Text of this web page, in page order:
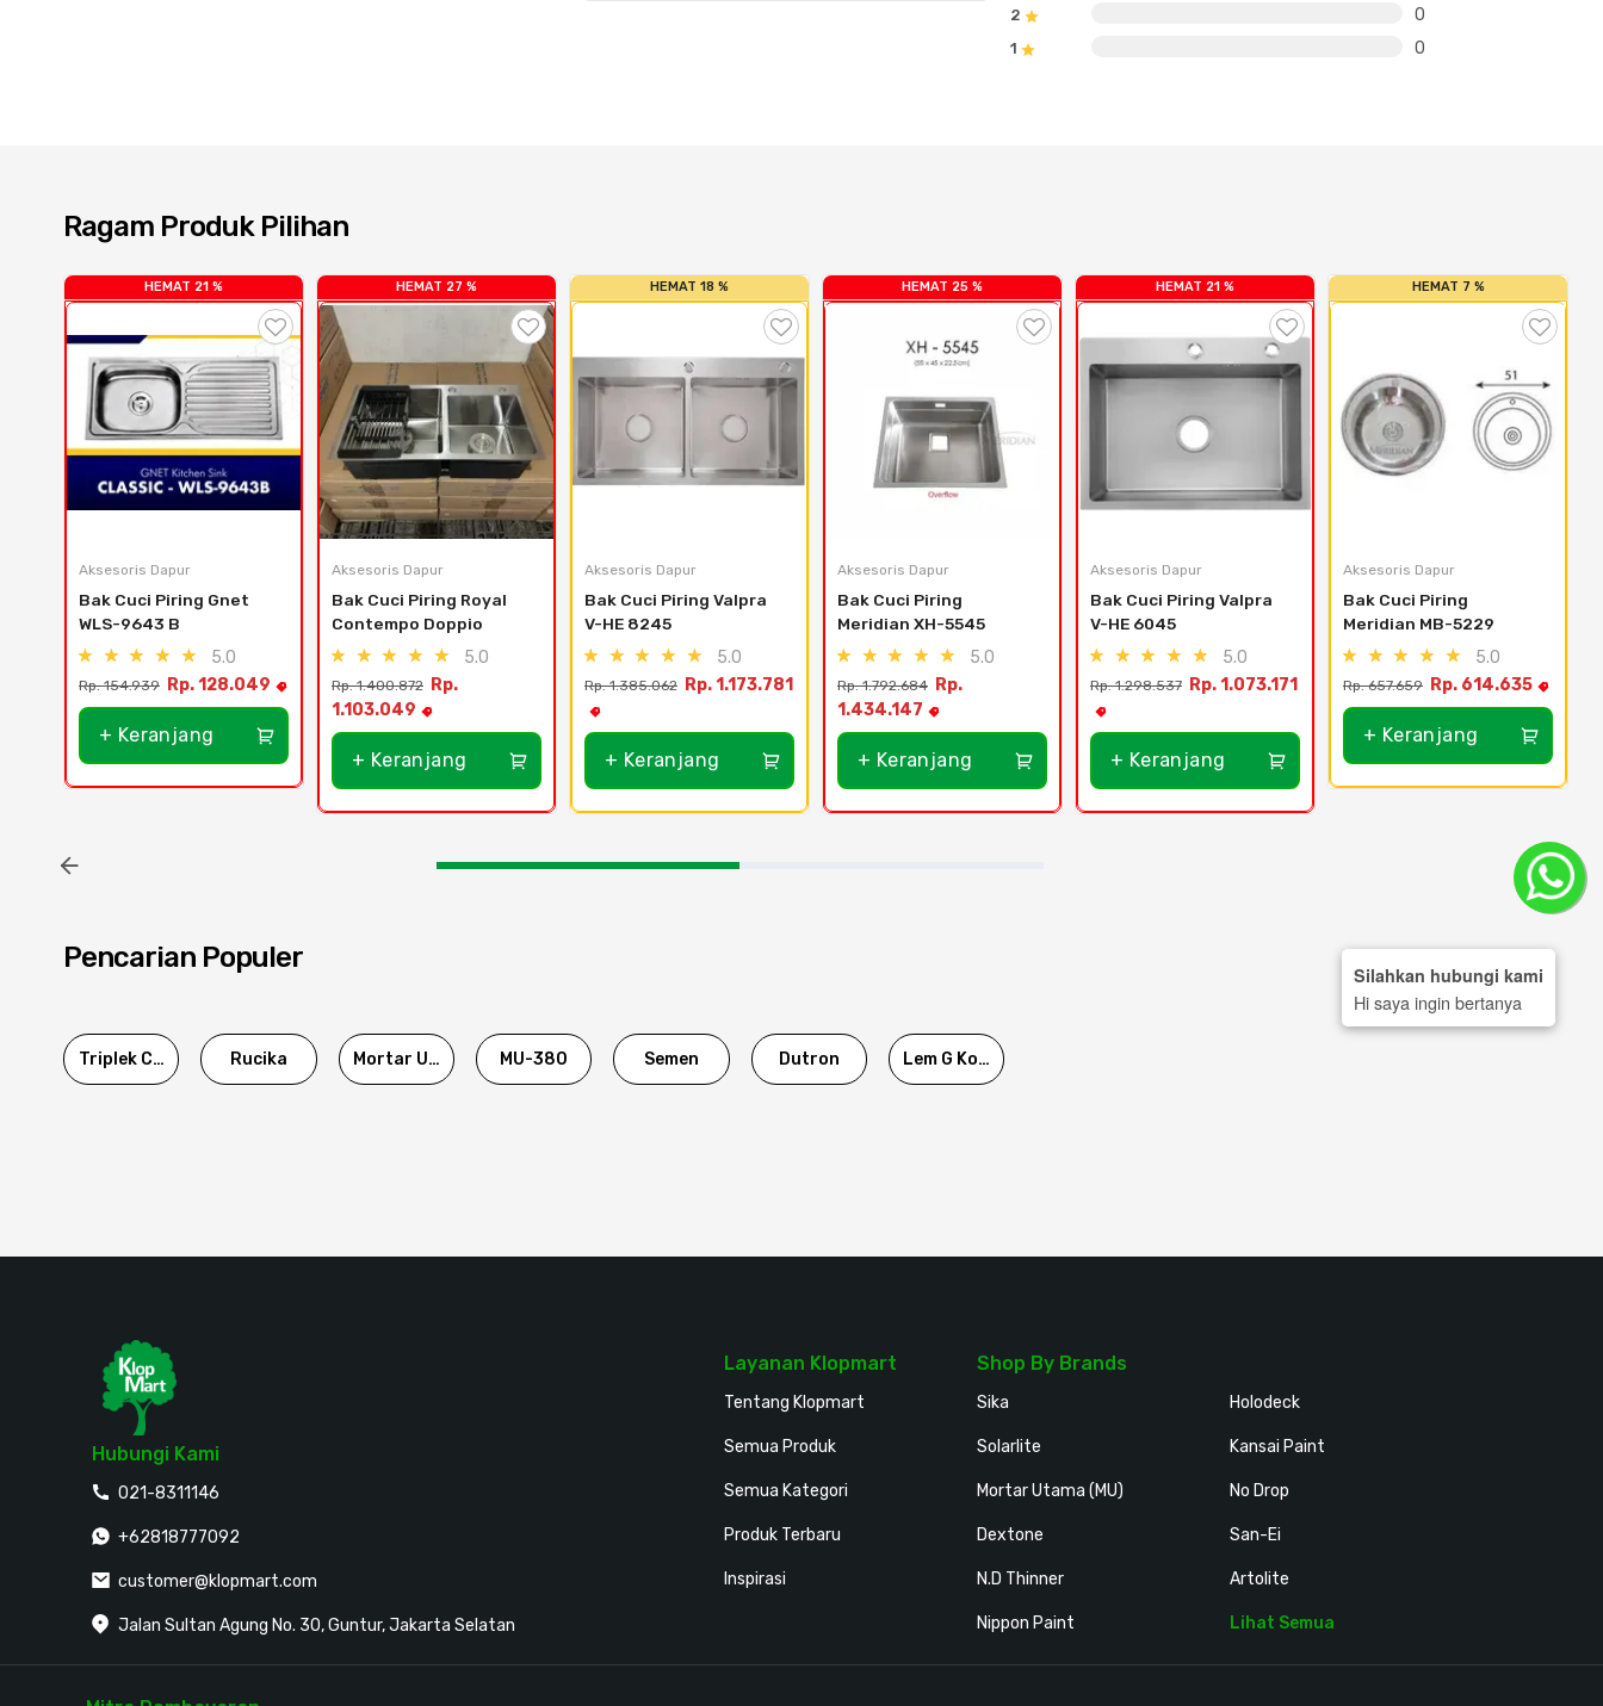
2 0
1 0
Ragam Produk Pilihan
HEMAT 21 %
Aksesoris Dapur
Bak Cuci Piring Gnet
WLS-9643 B
5.0
Rp. 154.939 Rp. 128.049
+ Keranjang
HEMAT 27 %
Aksesoris Dapur
Bak Cuci Piring Royal
Contempo Doppio
5.0
Rp. 1.400.872
Rp.
1.103.049
+ Keranjang
HEMAT 18 %
Aksesoris Dapur
Bak Cuci Piring Valpra
V-HE 8245
5.0
Rp. 1.385.062 Rp. 1.173.781
+ Keranjang
HEMAT 25 %
Aksesoris Dapur
Bak Cuci Piring
Meridian XH-5545
5.0
Rp. 1.792.684
Rp.
1.434.147
+ Keranjang
HEMAT 21 %
Aksesoris Dapur
Bak Cuci Piring Valpra
V-HE 6045
5.0
Rp. 1.298.537 Rp. 1.073.171
+ Keranjang
HEMAT 7 %
Aksesoris Dapur
Bak Cuci Piring
Meridian MB-5229
5.0
Rp. 657.659 Rp. 614.635
+ Keranjang
Pencarian Populer
Triplek Cor Rucika Mortar Utama MU-380 Semen Dutron Lem G Korea
Hubungi Kami
021-8311146
+62818777092
customer@klopmart.com
Jalan Sultan Agung No. 30, Guntur, Jakarta Selatan
Layanan Klopmart
Tentang Klopmart
Semua Produk
Semua Kategori
Produk Terbaru
Inspirasi
Shop By Brands
Sika
Solarlite
Mortar Utama (MU)
Dextone
N.D Thinner
Nippon Paint
Holodeck
Kansai Paint
No Drop
San-Ei
Artolite
Lihat Semua
Silahkan hubungi kami
Hi saya ingin bertanya